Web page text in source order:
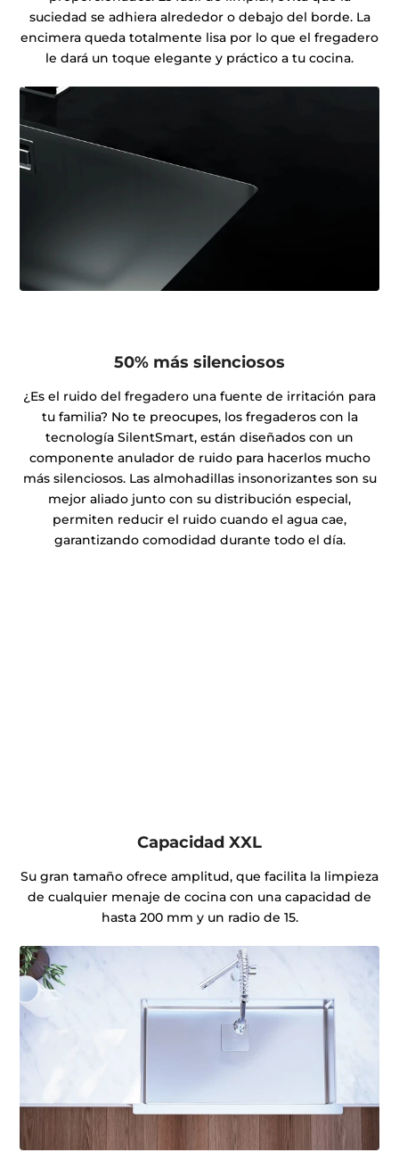
suciedad se adhiera alrededor o debajo del borde. La
encimera queda totalmente lisa por lo que el fregadero
le dará un toque elegante y práctico a tu cocina.
50% más silenciosos
¿Es el ruido del fregadero una fuente de irritación para
tu familia? No te preocupes, los fregaderos con la
tecnología SilentSmart, están diseñados con un
componente anulador de ruido para hacerlos mucho
más silenciosos. Las almohadillas insonorizantes son su
mejor aliado junto con su distribución especial,
permiten reducir el ruido cuando el agua cae,
garantizando comodidad durante todo el día.
Capacidad XXL
Su gran tamaño ofrece amplitud, que facilita la limpieza
de cualquier menaje de cocina con una capacidad de
hasta 200 mm y un radio de 15.